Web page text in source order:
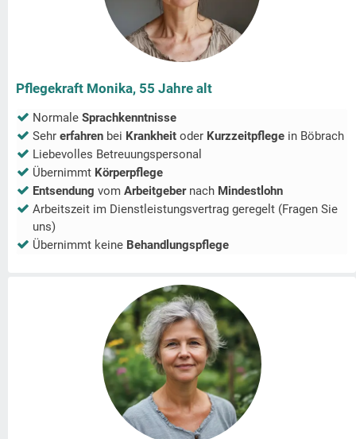
Pflegekraft Monika, 55 Jahre alt
Normale Sprachkenntnisse
Sehr erfahren bei Krankheit oder Kurzzeitpflege in Böbrach
Liebevolles Betreuungspersonal
Übernimmt Körperpflege
Entsendung vom Arbeitgeber nach Mindestlohn
Arbeitszeit im Dienstleistungsvertrag geregelt (Fragen Sie
uns)
Übernimmt keine Behandlungspflege